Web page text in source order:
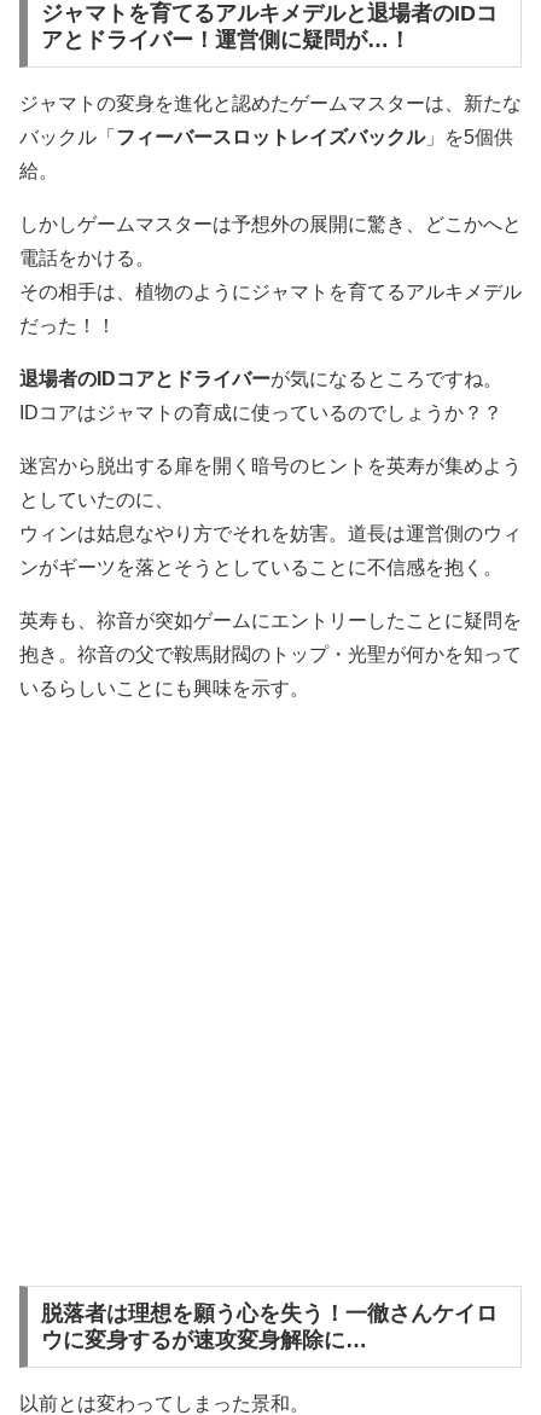
ジャマトを育てるアルキメデルと退場者のIDコ
アとドライバー！運営側に疑問が…！
ジャマトの変身を進化と認めたゲームマスターは、新たな
バックル「 フィーバースロットレイズバックル」を5個供
給。
しかしゲームマスターは予想外の展開に驚き、どこかへと
電話をかける。
その相手は、植物のようにジャマトを育てるアルキメデル
だった！！
退場者のIDコアとドライバーが気になるところですね。
IDコアはジャマトの育成に使っているのでしょうか？？
迷宮から脱出する扉を開く暗号のヒントを英寿が集めよう
としていたのに、
ウィンは姑息なやり方でそれを妨害。道長は運営側のウィ
ンがギーツを落とそうとしていることに不信感を抱く。
英寿も、祢音が突如ゲームにエントリーしたことに疑問を
抱き。祢音の父で鞍馬財閥のトップ・光聖が何かを知って
いるらしいことにも興味を示す。
脱落者は理想を願う心を失う！一徹さんケイロ
ウに変身するが速攻変身解除に…
以前とは変わってしまった景和。